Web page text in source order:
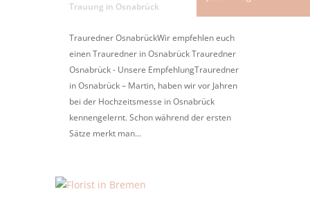
Trauung in Osnabrück
Trauredner OsnabrückWir empfehlen euch
einen Trauredner in Osnabrück Trauredner
Osnabrück - Unsere EmpfehlungTrauredner
in Osnabrück – Martin, haben wir vor Jahren
bei der Hochzeitsmesse in Osnabrück
kennengelernt. Schon während der ersten
Sätze merkt man...